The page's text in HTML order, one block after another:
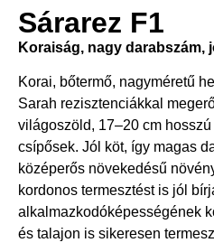
Sárarez F1
Koraiság, nagy darabszám,
Korai, bőtermő, nagyméretű
Sarah rezisztenciákkal
világoszöld, 17–20 cm
csípősek. Jól köt, így magas
középerős növekedésű
kordonos termesztést is jól
alkalmazkodóképességének
és talajon is sikeresen